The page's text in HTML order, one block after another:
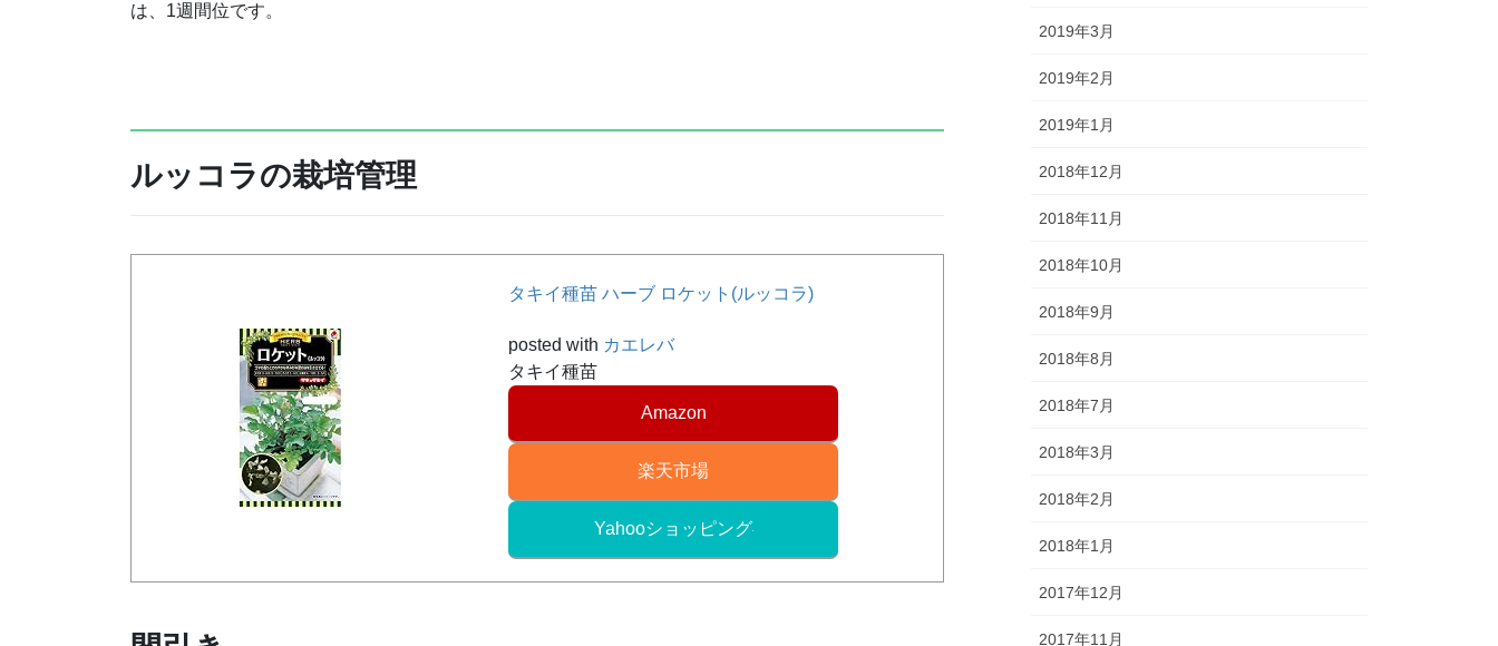
は、1週間位です。
ルッコラの栽培管理
タキイ種苗 ハーブ ロケット(ルッコラ)
posted with カエレバ
タキイ種苗
Amazon
楽天市場
Yahooショッピング
2019年3月
2019年2月
2019年1月
2018年12月
2018年11月
2018年10月
2018年9月
2018年8月
2018年7月
2018年3月
2018年2月
2018年1月
2017年12月
2017年11月